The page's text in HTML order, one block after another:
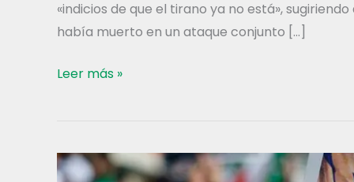
«indicios de que el tirano ya no está»,
había muerto en un ataque conjunto […]
Cómo
régimen
Leer más »